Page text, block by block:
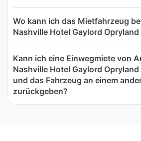
Wo kann ich das Mietfahrzeug
Nashville Hotel Gaylord
Kann ich eine Einwegmiete von
Nashville Hotel Gaylord
und das Fahrzeug an einem
zurückgeben?